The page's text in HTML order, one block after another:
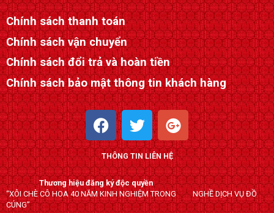
Chính sách thanh toán
Chính sách vận chuyển
Chính sách đổi trả và hoàn tiền
Chính sách bảo mật thông tin khách hàng
F
a
c
e
b
o
o
T
w
i
t
t
e
r
G
o
o
g
l
e
-
THÔNG TIN LIÊN HỆ
Thương hiệu đăng ký độc quyền
“XÔI CHÈ CÔ HOA 40 NĂM KINH NGHIỆM TRONG NGHỀ DỊCH VỤ ĐỒ
CÚNG”